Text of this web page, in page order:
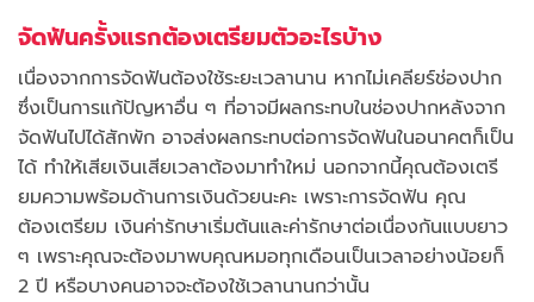
จัดฟันครั้งแรกต้องเตรียมตัวอะไรบ้าง
เนื่องจากการจัดฟันต้องใช้ระยะเวลานาน หากไม่เคลียร์ช่องปาก
ซึ่งเป็นการแก้ปัญหาอื่น ๆ ที่อาจมีผลกระทบในช่องปากหลังจาก
จัดฟันไปได้สักพัก อาจส่งผลกระทบต่อการจัดฟันในอนาคตก็เป็น
ได้ ทำให้เสียเงินเสียเวลาต้องมาทำใหม่ นอกจากนี้คุณต้องเตรี
ยมความพร้อมด้านการเงินด้วยนะคะ เพราะการจัดฟัน คุณ
ต้องเตรียม เงินค่ารักษาเริ่มต้นและค่ารักษาต่อเนื่องกันแบบยาว
ๆ เพราะคุณจะต้องมาพบคุณหมอทุกเดือนเป็นเวลาอย่างน้อยก็
2 ปี หรือบางคนอาจจะต้องใช้เวลานานกว่านั้น